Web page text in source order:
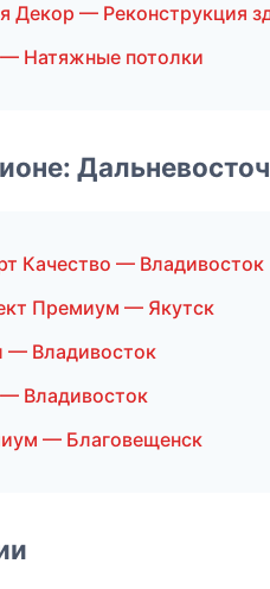
Декор — Реконструкция
Натяжные потолки
Качество — Владивосток
Премиум — Якутск
— Владивосток
Владивосток
— Благовещенск